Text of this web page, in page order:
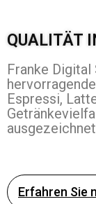
QUALITÄT
Franke Digital
Espressi,
Erfahren Sie